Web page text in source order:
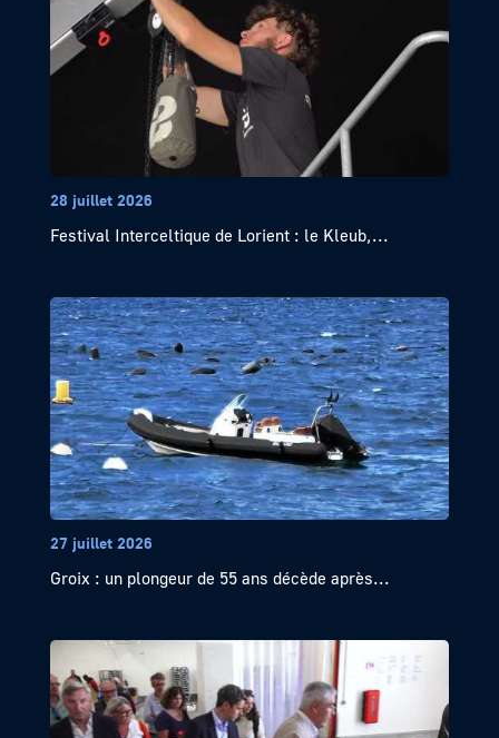
28 juillet 2026
Festival Interceltique de Lorient : le Kleub,...
27 juillet 2026
Groix : un plongeur de 55 ans décède après...